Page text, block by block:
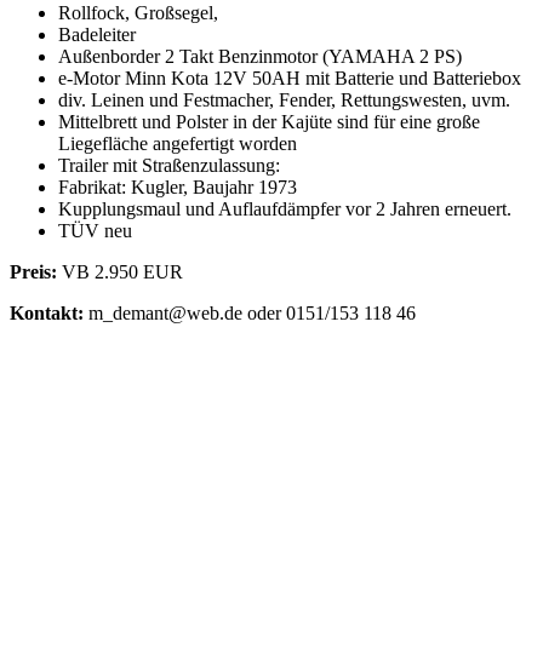
Rollfock, Großsegel,
Badeleiter
Außenborder 2 Takt Benzinmotor (YAMAHA 2 PS)
e-Motor Minn Kota 12V 50AH mit Batterie und Batteriebox
div. Leinen und Festmacher, Fender, Rettungswesten, uvm.
Mittelbrett und Polster in der Kajüte sind für eine große
Liegefläche angefertigt worden
Trailer mit Straßenzulassung:
Fabrikat: Kugler, Baujahr 1973
Kupplungsmaul und Auflaufdämpfer vor 2 Jahren erneuert.
TÜV neu
Preis: VB 2.950 EUR
Kontakt: m_demant@web.de oder 0151/153 118 46